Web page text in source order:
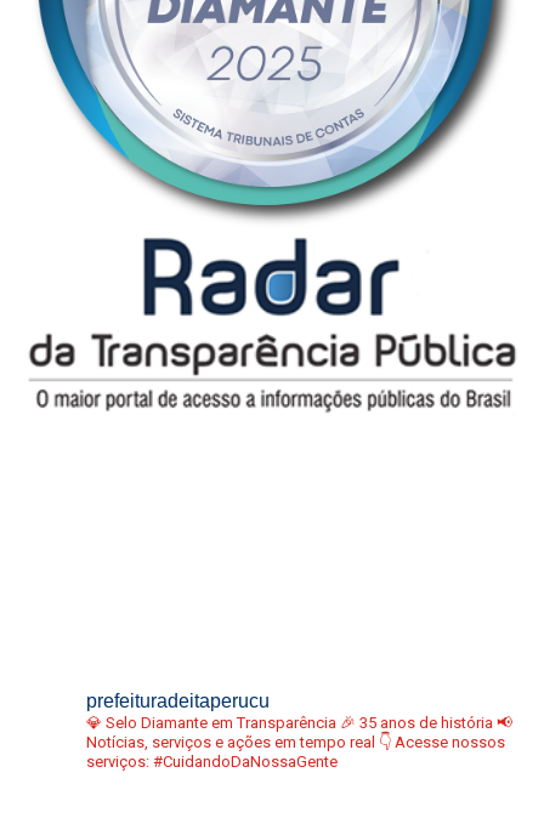
prefeituradeitaperucu
💎 Selo Diamante em Transparência 🎉 35 anos de história 📢
Notícias, serviços e ações em tempo real 👇 Acesse nossos
serviços: #CuidandoDaNossaGente